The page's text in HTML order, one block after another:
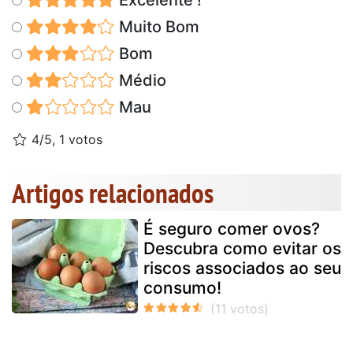
Muito Bom
Bom
Médio
Mau
4/5, 1 votos
Artigos relacionados
É seguro comer ovos?
Descubra como evitar os
riscos associados ao seu
consumo!